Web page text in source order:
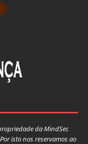
da MindSec
isto nos reservamos ao